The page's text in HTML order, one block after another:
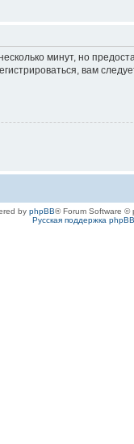
минут, но
вам
by phpBB® Forum Software ©
Русская поддержка phpBB